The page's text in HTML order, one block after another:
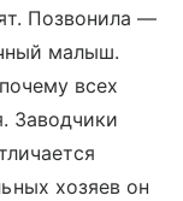
Позвонила —
малыш.
всех
Заводчики
хозяев он